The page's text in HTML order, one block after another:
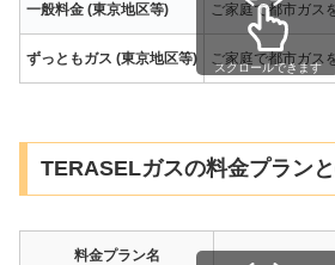
一般料金 (東京地区等) ご家庭で都市ガス
ずっともガス (東京地区等) ご家庭で都市ガス
スクロールできます
TERASELガスの料金プラン
料金プラン名